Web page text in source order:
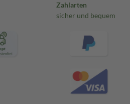
Zahlarten
sicher und bequem